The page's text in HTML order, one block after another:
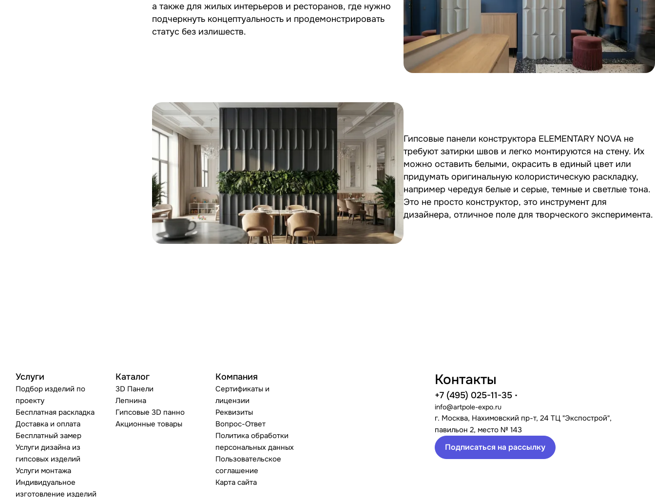
а также для жилых интерьеров и ресторанов, где нужно
подчеркнуть концептуальность и продемонстрировать
статус без излишеств.
Гипсовые панели конструктора ELEMENTARY NOVA не
требуют затирки швов и легко монтируются на стену. Их
можно оставить белыми, окрасить в единый цвет или
придумать оригинальную колористическую раскладку,
например чередуя белые и серые, темные и светлые тона.
Это не просто конструктор, это инструмент для
дизайнера, отличное поле для творческого эксперимента.
Услуги
Подбор изделий по
проекту
Бесплатная раскладка
Доставка и оплата
Бесплатный замер
Услуги дизайна из
гипсовых изделий
Услуги монтажа
Индивидуальное
изготовление изделий
Каталог
3D Панели
Лепнина
Гипсовые 3D панно
Акционные товары
Компания
Сертификаты и
лицензии
Реквизиты
Вопрос-Ответ
Политика обработки
персональных данных
Пользовательское
соглашение
Карта сайта
Контакты
+7 (495) 025-11-35
info@artpole-expo.ru
г. Москва, Нахимовский пр-т, 24 ТЦ "Экспострой",
павильон 2, место № 143
Подписаться на рассылку